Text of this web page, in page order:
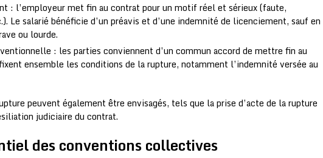
: l’employeur met fin au contrat pour un motif réel et sérieux (faute,
Le salarié bénéficie d’un préavis et d’une indemnité de licenciement, sauf en
ou lourde.
: les parties conviennent d’un commun accord de mettre fin au
ensemble les conditions de la rupture, notamment l’indemnité versée au
peuvent également être envisagés, tels que la prise d’acte de la rupture
judiciaire du contrat.
des conventions collectives